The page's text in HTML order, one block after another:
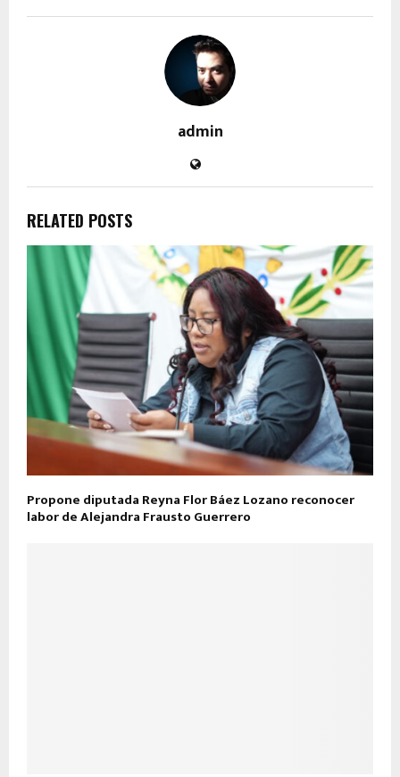
admin
RELATED POSTS
Propone diputada Reyna Flor Báez Lozano reconocer
labor de Alejandra Frausto Guerrero